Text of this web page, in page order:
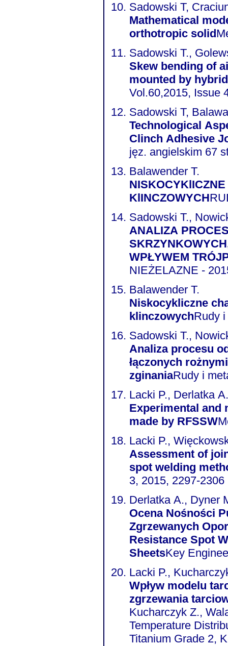
Sadowski T,
Mathematical
orthotropic solid
Sadowski T.,
Skew bending of
mounted by
Vol.60,2015, Issue
Sadowski T,
Technological
Clinch Adhesive
jęz. angielskim 67
Balawender T.
KlINCZOWYCH
Sadowski T.,
ANALIZA
WPŁYWEM
NIEŻELAZNE -
Balawender T.
Niskocykliczne
klinczowychRudy
Sadowski T.,
Analiza procesu
łączonych
zginaniaRudy i
Lacki P., Derlatka A.
Experimental and
made by RFSSW
Lacki P.,
Assessment of
spot welding
3, 2015, 2297-2306
Derlatka A., Dyner
Ocena Nośności
Zgrzewanych
Resistance Spot
SheetsKey
Lacki P.,
Wpływ modelu
zgrzewania
Kucharczyk Z.,
Temperature
Titanium Grade 2,